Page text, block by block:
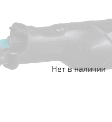
Нет в наличии